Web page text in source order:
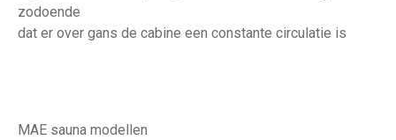
zodoende
dat er over gans de cabine een constante circulatie is
MAE sauna modellen